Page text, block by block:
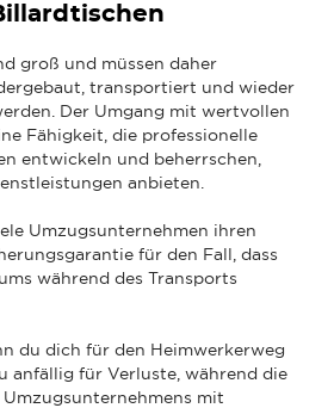
groß und müssen daher
transportiert und wieder
Der Umgang mit wertvollen
Fähigkeit, die professionelle
entwickeln und beherrschen,
anbieten.
Umzugsunternehmen ihren
für den Fall, dass
während des Transports
du dich für den Heimwerkerweg
anfällig für Verluste, während die
mit